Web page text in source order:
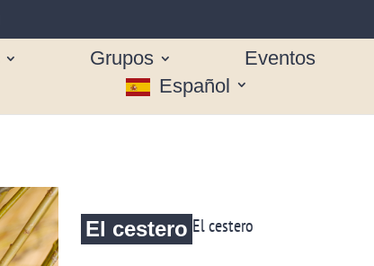
Grupos Eventos
Español
El cestero El cestero